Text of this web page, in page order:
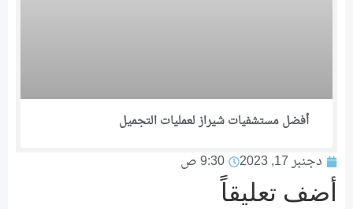
أفضل مستشفيات شيراز لعمليات التجميل
دجنبر 17, 2023 9:30 ص
أضف تعليقاً